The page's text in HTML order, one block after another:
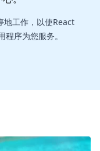
地工作，以使React
序为您服务。